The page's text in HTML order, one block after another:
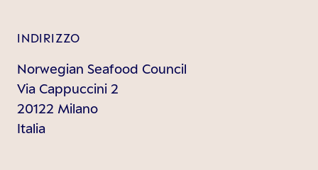
INDIRIZZO
Norwegian Seafood Council
Via Cappuccini 2
20122 Milano
Italia